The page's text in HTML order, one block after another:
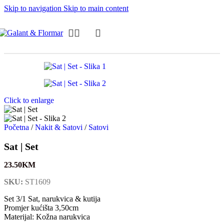
Skip to navigation Skip to main content
Click to enlarge
Početna / Nakit & Satovi / Satovi
Sat | Set
23.50KM
SKU: ST1609
Set 3/1 Sat, narukvica & kutija
Promjer kućišta 3,50cm
Materijal: Kožna narukvica